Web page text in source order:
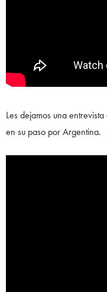
Les dejamos una
en su paso por Argentina.